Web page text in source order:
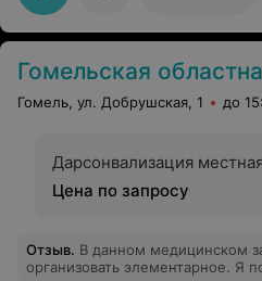
Гомельская областная клиническая
Гомель, ул. Добрушская, 1 до
Дарсонвализация
Цена по запросу
Отзыв. В данном медицинском
организовать элементарное. Я